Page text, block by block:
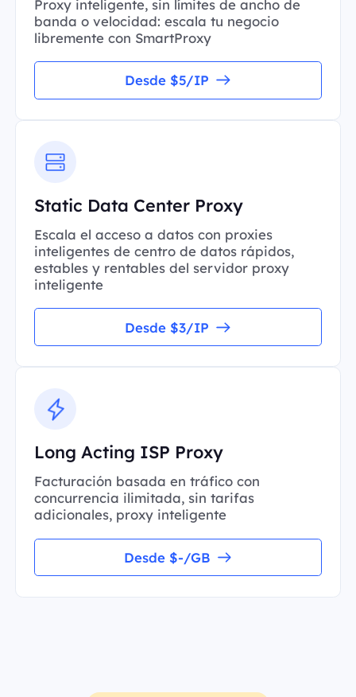
Proxy inteligente, sin límites de ancho de
banda o velocidad: escala tu negocio
libremente con SmartProxy
Desde $5/IP
Static Data Center Proxy
Escala el acceso a datos con proxies
inteligentes de centro de datos rápidos,
estables y rentables del servidor proxy
inteligente
Desde $3/IP
Long Acting ISP Proxy
Facturación basada en tráfico con
concurrencia ilimitada, sin tarifas
adicionales, proxy inteligente
Desde $-/GB